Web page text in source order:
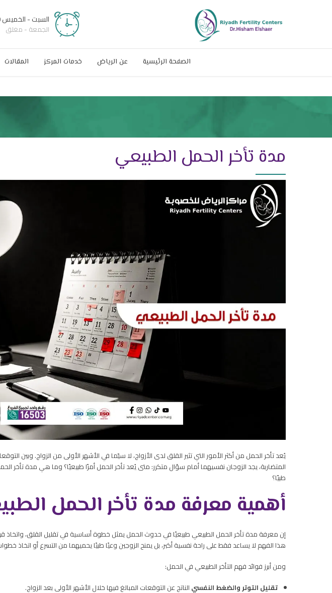
السبت - الخميس 10:00ص - 08:00م
الجمعة - مغلق
الصفحة الرئيسية عن الرياض خدمات المركز المقالات
مدة تأخر الحمل الطبيعي
يُعد تأخر الحمل من أكثر الأمور التي تثير القلق لدى الأزواج، لا سيّما في الأشهر الأولى من الزواج. وبين
المتضاربة، يجد الزوجان نفسيهما أمام سؤال متكرر: متى يُعد تأخر الحمل أمرًا طبيعيًا؟ وما هي مدة تأخر
طبيًا؟
أهمية معرفة مدة تأخر الحمل
إن معرفة مدة تأخر الحمل الطبيعي طبيعيًا في حدوث الحمل يمثل خطوة أساسية في تقليل القلق، واتخاذ
هذا الفهم لا يساعد فقط على راحة نفسية أكبر، بل يمنح الزوجين وعيًا طبيًا يحميهما من التسرع أو اتخاذ
ومن أبرز فوائد فهم التأخر الطبيعي في الحمل:
تقليل التوتر والضغط النفسي الناتج عن التوقعات المبالغ فيها خلال الأشهر الأولى بعد الزواج.